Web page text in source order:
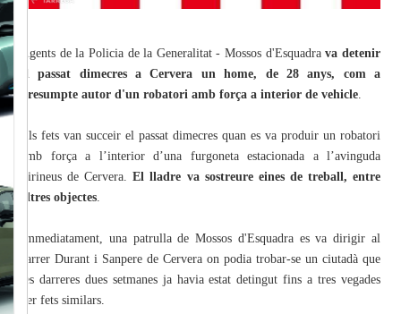
Agents de la Policia de la Generalitat - Mossos d'Esquadrava detenir
el passat dimecres a Cervera un home, de 28 anys, com a
presumpte autor d'un robatori amb força a interior de vehicle.
Els fets van succeir el passat dimecres quan es va produir un robatori
amb força a l’interior d’una furgoneta estacionada a l’avinguda
Pirineus de Cervera.El lladre va sostreure eines de treball, entre
altres objectes.
Immediatament, una patrulla de Mossos d'Esquadra es va dirigir al
carrer Durant i Sanpere de Cervera on podia trobar-se un ciutadà que
les darreres dues setmanes ja havia estat detingut fins a tres vegades
per fets similars.